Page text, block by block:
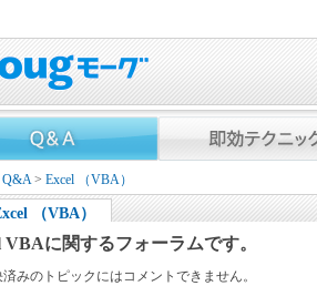
Q&A> Excel （VBA）
（VBA）
VBAに関するフォーラムです。
みのトピックにはコメントできません。